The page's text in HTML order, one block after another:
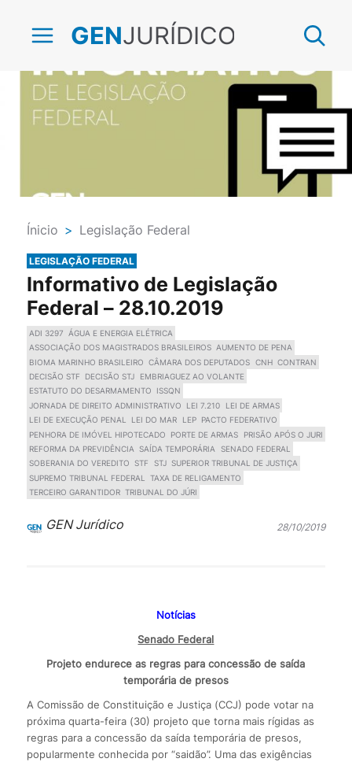
GENJURÍDICO
Ínicio > Legislação Federal
LEGISLAÇÃO FEDERAL
Informativo de Legislação
Federal – 28.10.2019
ADI 3297
ÁGUA E ENERGIA ELÉTRICA
ASSOCIAÇÃO DOS MAGISTRADOS BRASILEIROS
AUMENTO DE PENA
BIOMA MARINHO BRASILEIRO CÂMARA DOS DEPUTADOS CNH CONTRAN
DECISÃO STF
DECISÃO STJ
EMBRIAGUEZ AO VOLANTE
ESTATUTO DO DESARMAMENTO
ISSQN
JORNADA DE DIREITO ADMINISTRATIVO
LEI 7.210
LEI DE ARMAS
LEI DE EXECUÇÃO PENAL
LEI DO MAR LEP
PACTO FEDERATIVO
PENHORA DE IMÓVEL HIPOTECADO
PORTE DE ARMAS
PRISÃO APÓS O JURI
REFORMA DA PREVIDÊNCIA SAÍDA TEMPORÁRIA
SENADO FEDERAL
SOBERANIA DO VEREDITO STF STJ SUPERIOR TRIBUNAL DE JUSTIÇA
SUPREMO TRIBUNAL FEDERAL
TAXA DE RELIGAMENTO
TERCEIRO GARANTIDOR TRIBUNAL DO JÚRI
GEN Jurídico 28/10/2019
Notícias
Senado Federal
Projeto endurece as regras para concessão de saída
temporária de presos
A Comissão de Constituição e Justiça (CCJ) pode votar na
próxima quarta-feira (30) projeto que torna mais rígidas as
regras para a concessão da saída temporária de presos,
popularmente conhecida por “saidão”. Uma das exigências